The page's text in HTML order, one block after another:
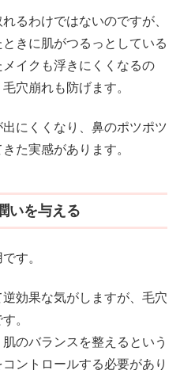
るわけではないのですが、
きに肌がつるっとしている
イクも浮きにくくなるの
穴崩れも防げます。
にくくなり、鼻のポツポツ
た実感があります。
いを与える
す。
効果な気がしますが、毛穴
。
のバランスを整えるという
ントロールする必要があり